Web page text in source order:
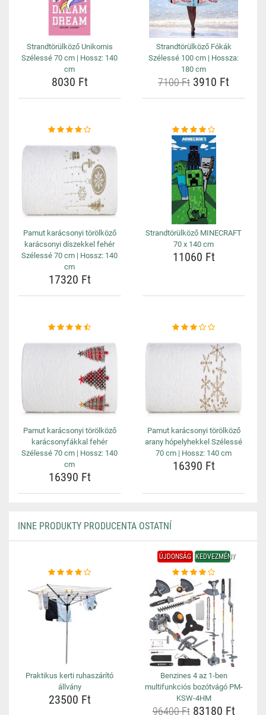
Strandtörülköző Unikornis
Szélessé 70 cm | Hossz: 140
cm
8030 Ft
Strandtörülköző Fókák
Szélessé 100 cm | Hossza:
180 cm
7100 Ft 3910 Ft
Pamut karácsonyi törölköző
karácsonyi díszekkel fehér
Szélessé 70 cm | Hossz: 140
cm
17320 Ft
Strandtörülköző MINECRAFT
70 x 140 cm
11060 Ft
Pamut karácsonyi törölköző
karácsonyfákkal fehér
Szélessé 70 cm | Hossz: 140
cm
16390 Ft
Pamut karácsonyi törölköző
arany hópelyhekkel Szélessé
70 cm | Hossz: 140 cm
16390 Ft
INNE PRODUKTY PRODUCENTA OSTATNÍ
Praktikus kerti ruhaszárító
állvány
23500 Ft
ÚJDONSÁG KEDVEZMÉNY
Benzines 4 az 1-ben
multifunkciós bozótvágó PM-
KSW-4HM
96400 Ft83180 Ft